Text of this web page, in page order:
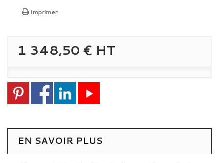
Imprimer
1 348,50 € HT
EN SAVOIR PLUS